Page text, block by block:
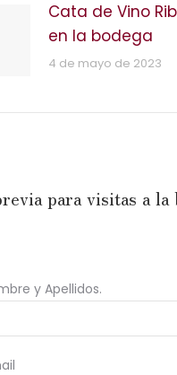
Cata de Vino
en la bodega
4 de mayo de 2023
para visitas a la
y Apellidos.